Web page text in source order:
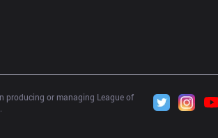
producing or managing League of